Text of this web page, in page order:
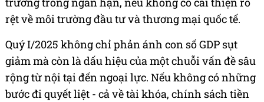
rệt về môi trường đầu tư và thương mại quốc tế.
Quý I/2025 không chỉ phản ánh con số GDP sụt
giảm mà còn là dấu hiệu của một chuỗi vấn đề sâu
rộng từ nội tại đến ngoại lực. Nếu không có những
bước đi quyết liệt - cả về tài khóa, chính sách tiền